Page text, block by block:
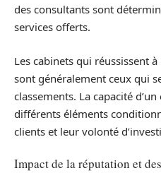
des consultants sont
services offerts.
Les cabinets qui réussissent
sont généralement ceux qui
classements. La capacité
différents éléments
clients et leur volonté
Impact de la réputation et